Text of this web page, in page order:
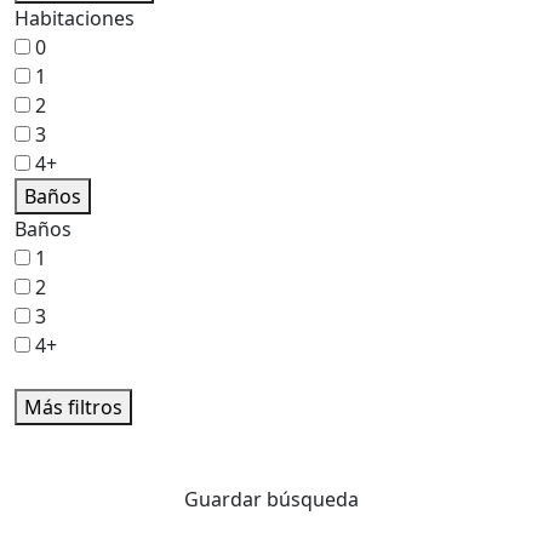
Habitaciones
0
1
2
3
4+
Baños
Baños
1
2
3
4+
Más filtros
Guardar búsqueda